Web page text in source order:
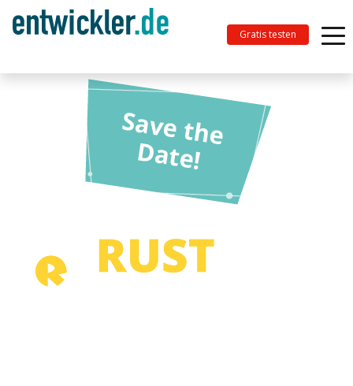
Gratis testen